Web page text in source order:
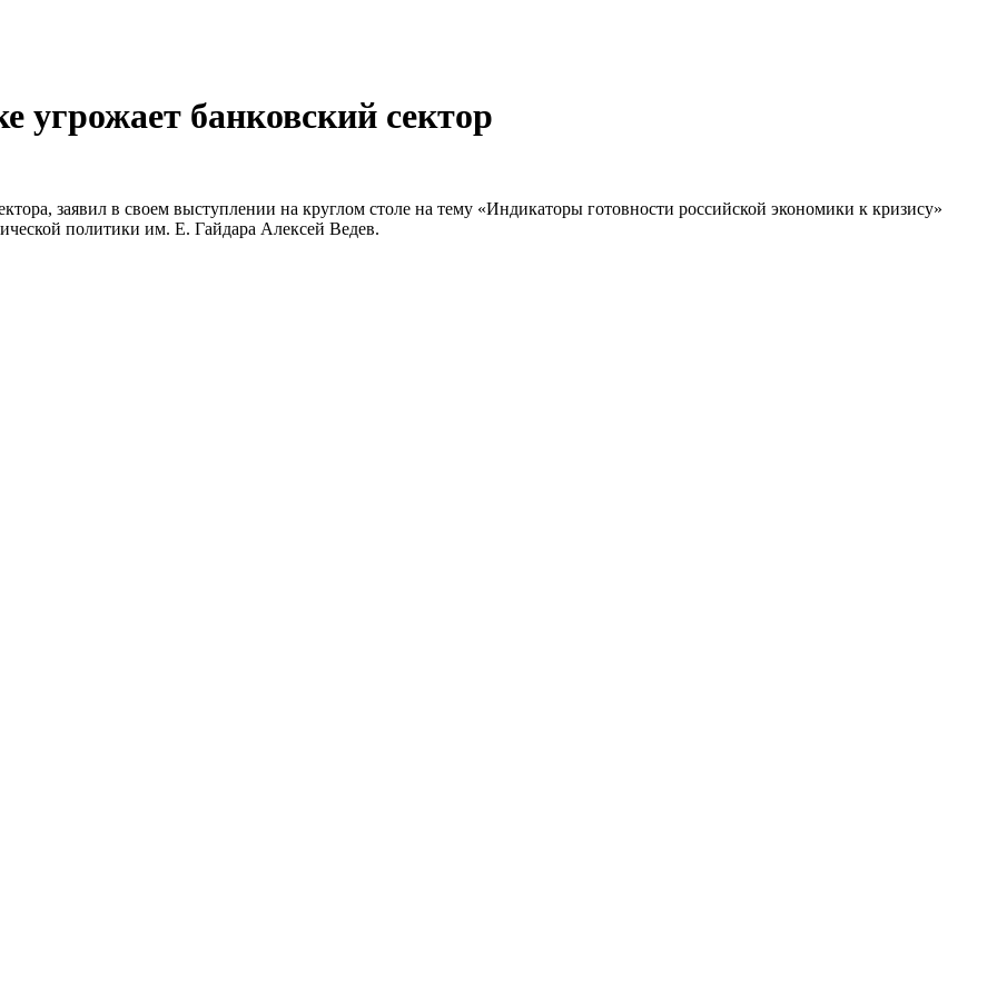
угрожает банковский сектор
заявил в своем выступлении на круглом столе на тему «Индикаторы готовности российской экономики к кризису»
политики им. Е. Гайдара Алексей Ведев.